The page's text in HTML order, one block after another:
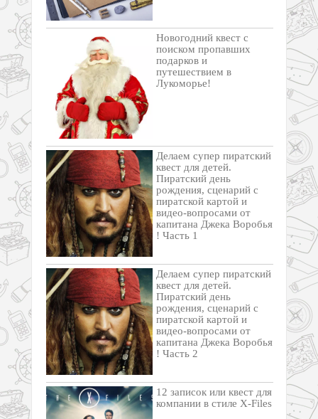
Новогодний квест с
поиском пропавших
подарков и
путешествием в
Лукоморье!
Делаем супер пиратский
квест для детей.
Пиратский день
рождения, сценарий с
пиратской картой и
видео-вопросами от
капитана Джека Воробья
! Часть 1
Делаем супер пиратский
квест для детей.
Пиратский день
рождения, сценарий с
пиратской картой и
видео-вопросами от
капитана Джека Воробья
! Часть 2
12 записок или квест для
компании в стиле X-Files